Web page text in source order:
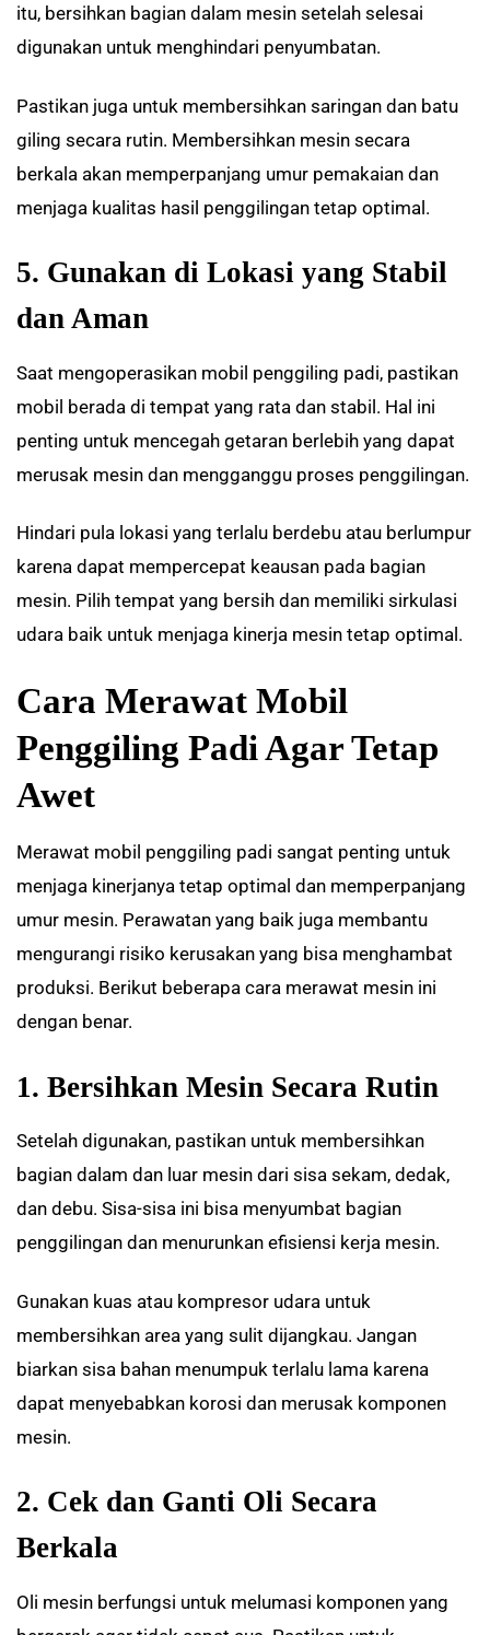
itu, bersihkan bagian dalam mesin setelah selesai
digunakan untuk menghindari penyumbatan.
Pastikan juga untuk membersihkan saringan dan batu
giling secara rutin. Membersihkan mesin secara
berkala akan memperpanjang umur pemakaian dan
menjaga kualitas hasil penggilingan tetap optimal.
5. Gunakan di Lokasi yang Stabil
dan Aman
Saat mengoperasikan mobil penggiling padi, pastikan
mobil berada di tempat yang rata dan stabil. Hal ini
penting untuk mencegah getaran berlebih yang dapat
merusak mesin dan mengganggu proses penggilingan.
Hindari pula lokasi yang terlalu berdebu atau berlumpur
karena dapat mempercepat keausan pada bagian
mesin. Pilih tempat yang bersih dan memiliki sirkulasi
udara baik untuk menjaga kinerja mesin tetap optimal.
Cara Merawat Mobil
Penggiling Padi Agar Tetap
Awet
Merawat mobil penggiling padi sangat penting untuk
menjaga kinerjanya tetap optimal dan memperpanjang
umur mesin. Perawatan yang baik juga membantu
mengurangi risiko kerusakan yang bisa menghambat
produksi. Berikut beberapa cara merawat mesin ini
dengan benar.
1. Bersihkan Mesin Secara Rutin
Setelah digunakan, pastikan untuk membersihkan
bagian dalam dan luar mesin dari sisa sekam, dedak,
dan debu. Sisa-sisa ini bisa menyumbat bagian
penggilingan dan menurunkan efisiensi kerja mesin.
Gunakan kuas atau kompresor udara untuk
membersihkan area yang sulit dijangkau. Jangan
biarkan sisa bahan menumpuk terlalu lama karena
dapat menyebabkan korosi dan merusak komponen
mesin.
2. Cek dan Ganti Oli Secara
Berkala
Oli mesin berfungsi untuk melumasi komponen yang